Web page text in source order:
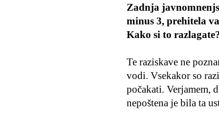
Zadnja
minus 3, prehitela
Kako si to
Te raziskave ne
vodi. Vsekakor so
počakati. Verjamem,
nepoštena je bila ta